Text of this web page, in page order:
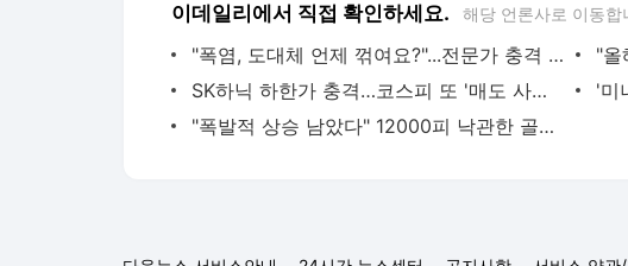
이데일리에서 직접 확인하세요. 해당 언론사로 이동합
"폭염, 도대체 언제 꺾여요?"...전문가 충격 전망
"올
SK하닉 하한가 충격…코스피 또 '매도 사이드카'
"폭발적 상승 남았다" 12000피 낙관한 골드만, 왜?